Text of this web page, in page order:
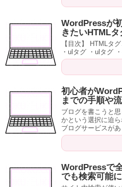
WordPressが
きたいHTMLタ
【目次】 HTMLタ
・ulタグ ・ulタグ
初心者が
までの手順や
ブログを書こうと
かという選択に迫
ブログサービスが
WordPressで
でも検索可能